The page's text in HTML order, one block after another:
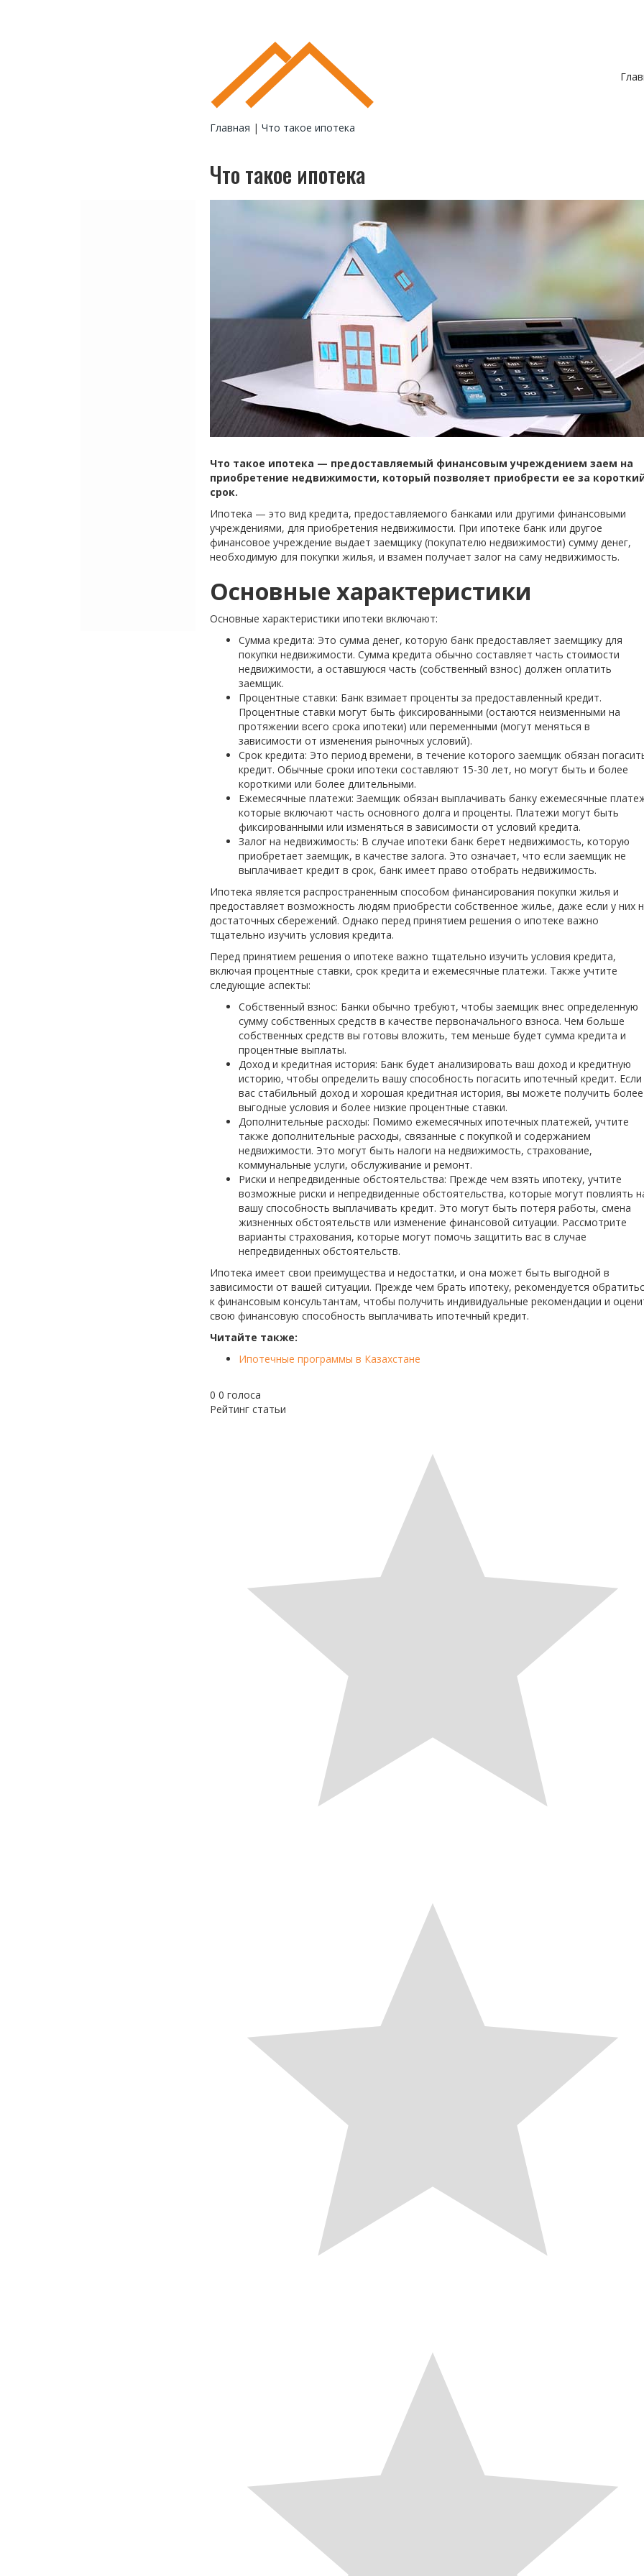
Главная | Что такое ипотека
Что такое ипотека
Что такое ипотека — предоставляемый финансовым учреждением заем на
приобретение недвижимости, который позволяет приобрести ее за
срок.
Ипотека — это вид кредита, предоставляемого банками или другими финансовыми
учреждениями, для приобретения недвижимости. При ипотеке банк или другое
финансовое учреждение выдает заемщику (покупателю недвижимости) сумму денег,
необходимую для покупки жилья, и взамен получает залог на саму недвижимость.
Основные характеристики
Основные характеристики ипотеки включают:
Сумма кредита: Это сумма денег, которую банк предоставляет заемщику для
покупки недвижимости. Сумма кредита обычно составляет часть стоимости
недвижимости, а оставшуюся часть (собственный взнос) должен оплатить
заемщик.
Процентные ставки: Банк взимает проценты за предоставленный кредит.
Процентные ставки могут быть фиксированными (остаются неизменными на
протяжении всего срока ипотеки) или переменными (могут меняться в
зависимости от изменения рыночных условий).
Срок кредита: Это период времени, в течение которого заемщик обязан
кредит. Обычные сроки ипотеки составляют 15-30 лет, но могут быть и более
короткими или более длительными.
Ежемесячные платежи: Заемщик обязан выплачивать банку ежемесячные
которые включают часть основного долга и проценты. Платежи могут быть
фиксированными или изменяться в зависимости от условий кредита.
Залог на недвижимость: В случае ипотеки банк берет недвижимость, которую
приобретает заемщик, в качестве залога. Это означает, что если заемщик не
выплачивает кредит в срок, банк имеет право отобрать недвижимость.
Ипотека является распространенным способом финансирования покупки жилья и
предоставляет возможность людям приобрести собственное жилье, даже если у них
достаточных сбережений. Однако перед принятием решения о ипотеке важно
тщательно изучить условия кредита.
Перед принятием решения о ипотеке важно тщательно изучить условия кредита,
включая процентные ставки, срок кредита и ежемесячные платежи. Также учтите
следующие аспекты:
Собственный взнос: Банки обычно требуют, чтобы заемщик внес определенную
сумму собственных средств в качестве первоначального взноса. Чем больше
собственных средств вы готовы вложить, тем меньше будет сумма кредита и
процентные выплаты.
Доход и кредитная история: Банк будет анализировать ваш доход и кредитную
историю, чтобы определить вашу способность погасить ипотечный кредит. Если
вас стабильный доход и хорошая кредитная история, вы можете получить более
выгодные условия и более низкие процентные ставки.
Дополнительные расходы: Помимо ежемесячных ипотечных платежей, учтите
также дополнительные расходы, связанные с покупкой и содержанием
недвижимости. Это могут быть налоги на недвижимость, страхование,
коммунальные услуги, обслуживание и ремонт.
Риски и непредвиденные обстоятельства: Прежде чем взять ипотеку, учтите
возможные риски и непредвиденные обстоятельства, которые могут повлиять
вашу способность выплачивать кредит. Это могут быть потеря работы, смена
жизненных обстоятельств или изменение финансовой ситуации. Рассмотрите
варианты страхования, которые могут помочь защитить вас в случае
непредвиденных обстоятельств.
Ипотека имеет свои преимущества и недостатки, и она может быть выгодной в
зависимости от вашей ситуации. Прежде чем брать ипотеку, рекомендуется
к финансовым консультантам, чтобы получить индивидуальные рекомендации и
свою финансовую способность выплачивать ипотечный кредит.
Читайте также:
Ипотечные программы в Казахстане
0 0 голоса
Рейтинг статьи